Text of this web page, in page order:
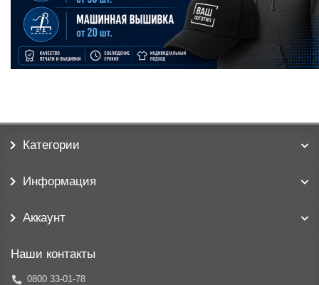
Категории
Информация
Аккаунт
Наши контакты
0800 33-01-78